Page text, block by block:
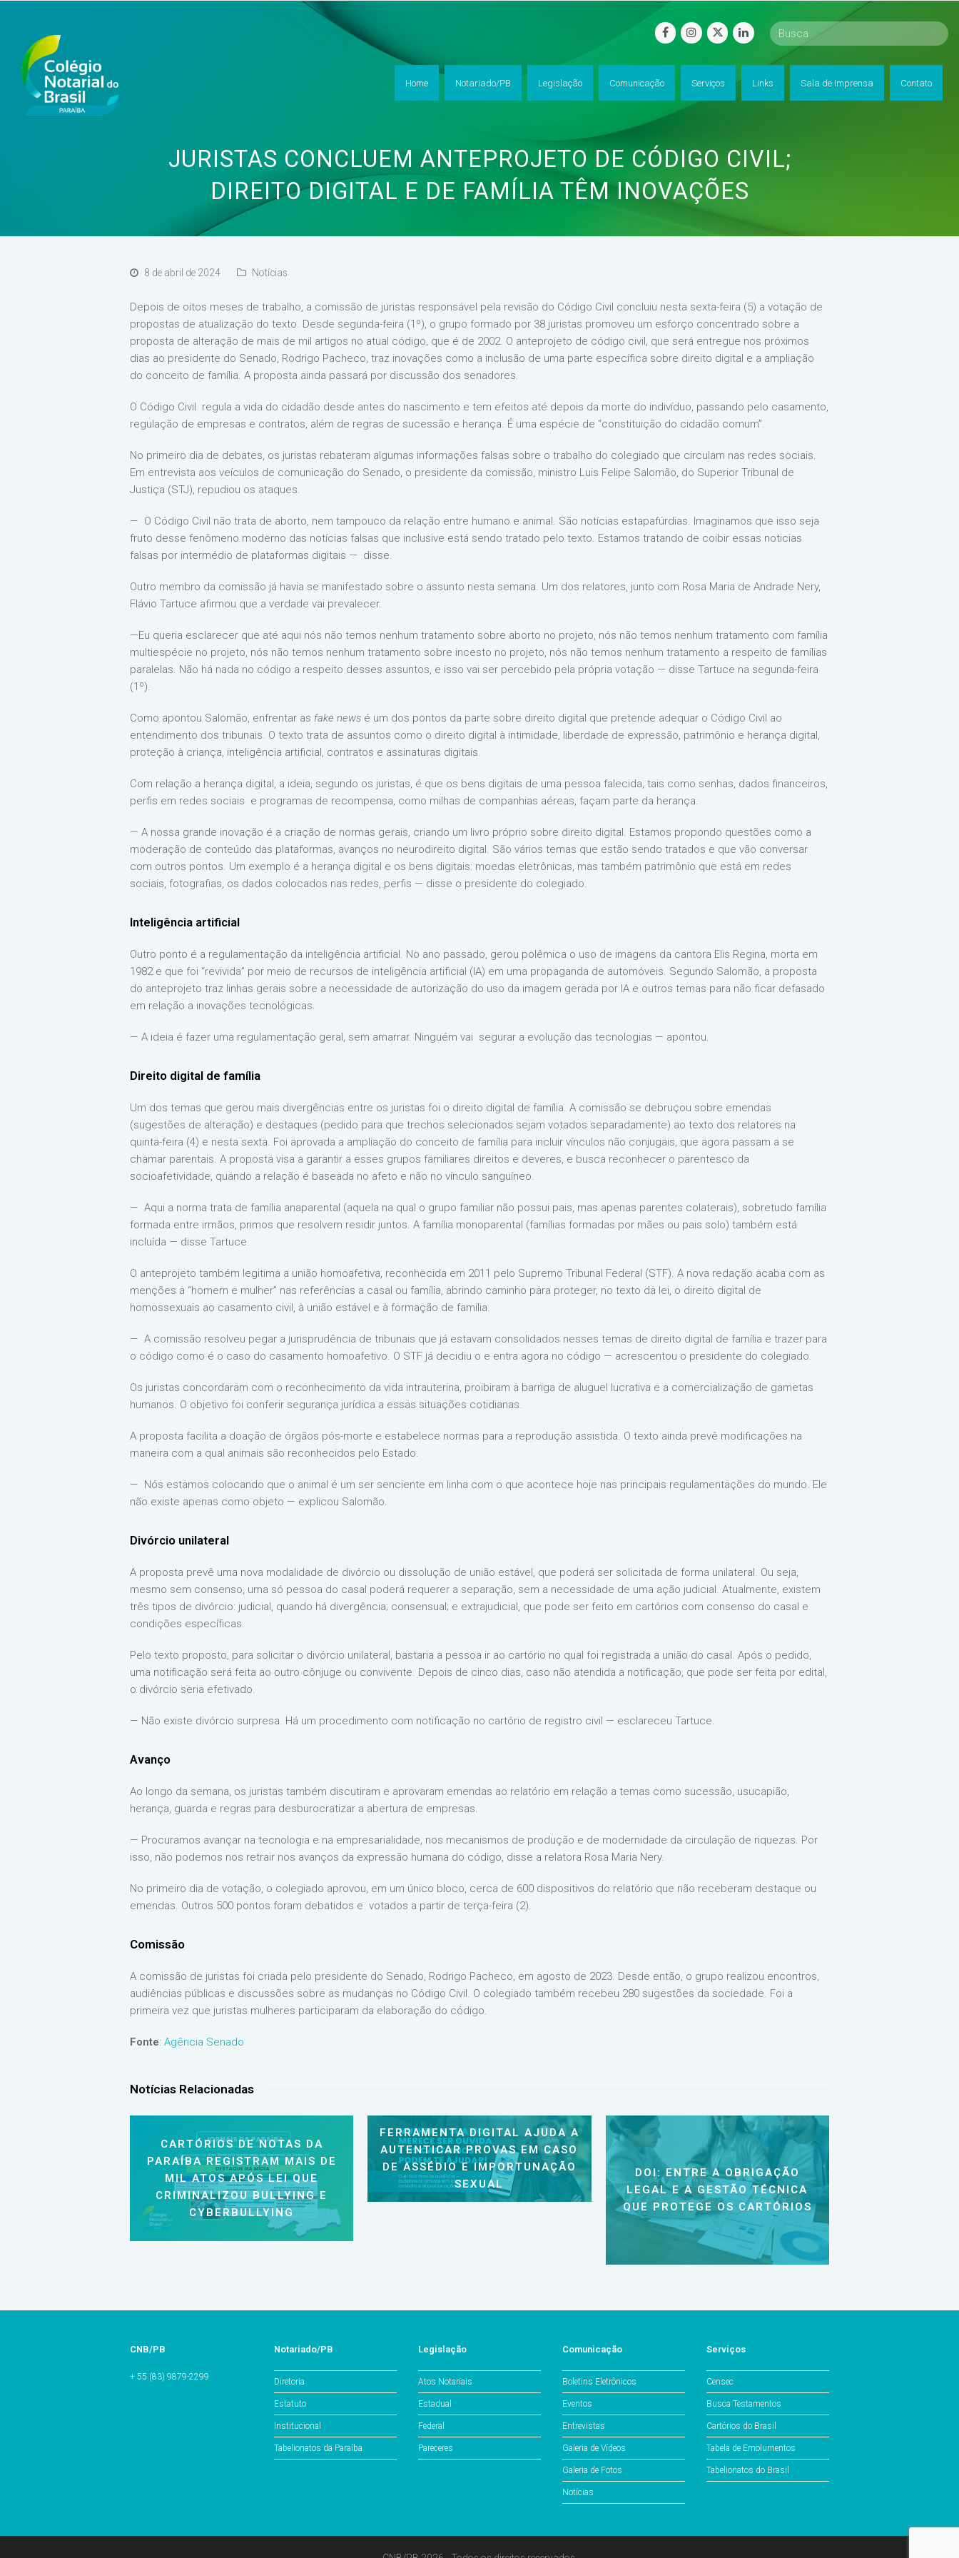
facebookinstagram
twitterlinkedin
Home Notariado/PB Legislação Comunicação Serviços Links Sala de Imprensa Contato
JURISTAS CONCLUEM ANTEPROJETO DE CÓDIGO CIVIL;
DIREITO DIGITAL E DE FAMÍLIA TÊM INOVAÇÕES
8 de abril de 2024 Notícias
Depois de oitos meses de trabalho, a comissão de juristas responsável pela revisão do Código Civil concluiu nesta sexta-feira (5) a votação de
propostas de atualização do texto. Desde segunda-feira (1º), o grupo formado por 38 juristas promoveu um esforço concentrado sobre a
proposta de alteração de mais de mil artigos no atual código, que é de 2002. O anteprojeto de código civil, que será entregue nos próximos
dias ao presidente do Senado, Rodrigo Pacheco, traz inovações como a inclusão de uma parte específica sobre direito digital e a ampliação
do conceito de família. A proposta ainda passará por discussão dos senadores.
O Código Civil regula a vida do cidadão desde antes do nascimento e tem efeitos até depois da morte do indivíduo, passando pelo casamento,
regulação de empresas e contratos, além de regras de sucessão e herança. É uma espécie de “constituição do cidadão comum”.
No primeiro dia de debates, os juristas rebateram algumas informações falsas sobre o trabalho do colegiado que circulam nas redes sociais.
Em entrevista aos veículos de comunicação do Senado, o presidente da comissão, ministro Luis Felipe Salomão, do Superior Tribunal de
Justiça (STJ), repudiou os ataques.
— O Código Civil não trata de aborto, nem tampouco da relação entre humano e animal. São notícias estapafúrdias. Imaginamos que isso seja
fruto desse fenômeno moderno das notícias falsas que inclusive está sendo tratado pelo texto. Estamos tratando de coibir essas noticias
falsas por intermédio de plataformas digitais — disse.
Outro membro da comissão já havia se manifestado sobre o assunto nesta semana. Um dos relatores, junto com Rosa Maria de Andrade Nery,
Flávio Tartuce afirmou que a verdade vai prevalecer.
—Eu queria esclarecer que até aqui nós não temos nenhum tratamento sobre aborto no projeto, nós não temos nenhum tratamento com família
multiespécie no projeto, nós não temos nenhum tratamento sobre incesto no projeto, nós não temos nenhum tratamento a respeito de famílias
paralelas. Não há nada no código a respeito desses assuntos, e isso vai ser percebido pela própria votação — disse Tartuce na segunda-feira
(1º).
Como apontou Salomão, enfrentar as fake news é um dos pontos da parte sobre direito digital que pretende adequar o Código Civil ao
entendimento dos tribunais. O texto trata de assuntos como o direito digital à intimidade, liberdade de expressão, patrimônio e herança digital,
proteção à criança, inteligência artificial, contratos e assinaturas digitais.
Com relação a herança digital, a ideia, segundo os juristas, é que os bens digitais de uma pessoa falecida, tais como senhas, dados financeiros,
perfis em redes sociais e programas de recompensa, como milhas de companhias aéreas, façam parte da herança.
— A nossa grande inovação é a criação de normas gerais, criando um livro próprio sobre direito digital. Estamos propondo questões como a
moderação de conteúdo das plataformas, avanços no neurodireito digital. São vários temas que estão sendo tratados e que vão conversar
com outros pontos. Um exemplo é a herança digital e os bens digitais: moedas eletrônicas, mas também patrimônio que está em redes
sociais, fotografias, os dados colocados nas redes, perfis — disse o presidente do colegiado.
Inteligência artificial
Outro ponto é a regulamentação da inteligência artificial. No ano passado, gerou polêmica o uso de imagens da cantora Elis Regina, morta em
1982 e que foi “revivida” por meio de recursos de inteligência artificial (IA) em uma propaganda de automóveis. Segundo Salomão, a proposta
do anteprojeto traz linhas gerais sobre a necessidade de autorização do uso da imagem gerada por IA e outros temas para não ficar defasado
em relação a inovações tecnológicas.
— A ideia é fazer uma regulamentação geral, sem amarrar. Ninguém vai segurar a evolução das tecnologias — apontou.
Direito digital de família
Um dos temas que gerou mais divergências entre os juristas foi o direito digital de família. A comissão se debruçou sobre emendas
(sugestões de alteração) e destaques (pedido para que trechos selecionados sejam votados separadamente) ao texto dos relatores na
quinta-feira (4) e nesta sexta. Foi aprovada a ampliação do conceito de família para incluir vínculos não conjugais, que agora passam a se
chamar parentais. A proposta visa a garantir a esses grupos familiares direitos e deveres, e busca reconhecer o parentesco da
socioafetividade, quando a relação é baseada no afeto e não no vínculo sanguíneo.
— Aqui a norma trata de família anaparental (aquela na qual o grupo familiar não possui pais, mas apenas parentes colaterais), sobretudo família
formada entre irmãos, primos que resolvem residir juntos. A família monoparental (famílias formadas por mães ou pais solo) também está
incluída — disse Tartuce.
O anteprojeto também legitima a união homoafetiva, reconhecida em 2011 pelo Supremo Tribunal Federal (STF). A nova redação acaba com as
menções a “homem e mulher” nas referências a casal ou família, abrindo caminho para proteger, no texto da lei, o direito digital de
homossexuais ao casamento civil, à união estável e à formação de família.
— A comissão resolveu pegar a jurisprudência de tribunais que já estavam consolidados nesses temas de direito digital de família e trazer para
o código como é o caso do casamento homoafetivo. O STF já decidiu o e entra agora no código — acrescentou o presidente do colegiado.
Os juristas concordaram com o reconhecimento da vida intrauterina, proibiram a barriga de aluguel lucrativa e a comercialização de gametas
humanos. O objetivo foi conferir segurança jurídica a essas situações cotidianas.
A proposta facilita a doação de órgãos pós-morte e estabelece normas para a reprodução assistida. O texto ainda prevê modificações na
maneira com a qual animais são reconhecidos pelo Estado.
— Nós estamos colocando que o animal é um ser senciente em linha com o que acontece hoje nas principais regulamentações do mundo. Ele
não existe apenas como objeto — explicou Salomão.
Divórcio unilateral
A proposta prevê uma nova modalidade de divórcio ou dissolução de união estável, que poderá ser solicitada de forma unilateral. Ou seja,
mesmo sem consenso, uma só pessoa do casal poderá requerer a separação, sem a necessidade de uma ação judicial. Atualmente, existem
três tipos de divórcio: judicial, quando há divergência; consensual; e extrajudicial, que pode ser feito em cartórios com consenso do casal e
condições específicas.
Pelo texto proposto, para solicitar o divórcio unilateral, bastaria a pessoa ir ao cartório no qual foi registrada a união do casal. Após o pedido,
uma notificação será feita ao outro cônjuge ou convivente. Depois de cinco dias, caso não atendida a notificação, que pode ser feita por edital,
o divórcio seria efetivado.
— Não existe divórcio surpresa. Há um procedimento com notificação no cartório de registro civil — esclareceu Tartuce.
Avanço
Ao longo da semana, os juristas também discutiram e aprovaram emendas ao relatório em relação a temas como sucessão, usucapião,
herança, guarda e regras para desburocratizar a abertura de empresas.
— Procuramos avançar na tecnologia e na empresarialidade, nos mecanismos de produção e de modernidade da circulação de riquezas. Por
isso, não podemos nos retrair nos avanços da expressão humana do código, disse a relatora Rosa Maria Nery.
No primeiro dia de votação, o colegiado aprovou, em um único bloco, cerca de 600 dispositivos do relatório que não receberam destaque ou
emendas. Outros 500 pontos foram debatidos e votados a partir de terça-feira (2).
Comissão
A comissão de juristas foi criada pelo presidente do Senado, Rodrigo Pacheco, em agosto de 2023. Desde então, o grupo realizou encontros,
audiências públicas e discussões sobre as mudanças no Código Civil. O colegiado também recebeu 280 sugestões da sociedade. Foi a
primeira vez que juristas mulheres participaram da elaboração do código.
Fonte: Agência Senado
Notícias Relacionadas
CARTÓRIOS DE NOTAS DA
PARAÍBA REGISTRAM MAIS DE
MIL ATOS APÓS LEI QUE
CRIMINALIZOU BULLYING E
CYBERBULLYING
FERRAMENTA DIGITAL AJUDA A
AUTENTICAR PROVAS EM CASO
DE ASSÉDIO E IMPORTUNAÇÃO
SEXUAL
DOI: ENTRE A OBRIGAÇÃO
LEGAL E A GESTÃO TÉCNICA
QUE PROTEGE OS CARTÓRIOS
CNB/PB
+ 55 (83) 9879-2299
Notariado/PB
Diretoria
Estatuto
Institucional
Tabelionatos da Paraíba
Legislação
Atos Notariais
Estadual
Federal
Pareceres
Comunicação
Boletins Eletrônicos
Eventos
Entrevistas
Galeria de Vídeos
Galeria de Fotos
Notícias
Serviços
Censec
Busca Testamentos
Cartórios do Brasil
Tabela de Emolumentos
Tabelionatos do Brasil